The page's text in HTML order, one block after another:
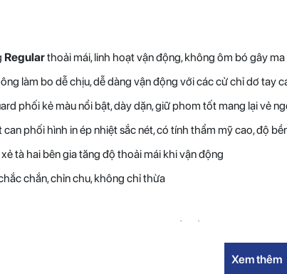
Regularthoải mái, linh hoạt vận động, không ôm bó gây
làm bo dễ chịu, dễ dàng vận động với các cử chỉ dơ tay
phối kẻ màu nổi bật, dày dặn, giữ phom tốt mang lại vẻ
can phối hình in ép nhiệt sắc nét, có tính thẩm mỹ cao, độ
tà hai bên gia tăng độ thoải mái khi vận động
chắn, chỉn chu, không chỉ thừa
nhanh chóng do vậy càng vận động cơ thể sẽ càng cảm
vải cao cấp, nhệ êm, thoát ẩm tốt, bề mặt nhãn bóng, mềm
Xem thêm